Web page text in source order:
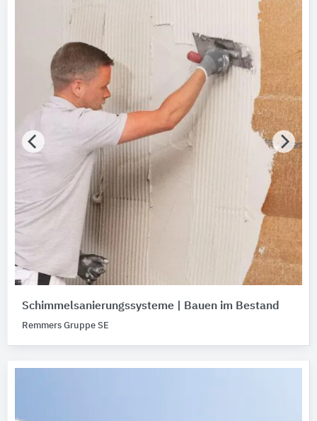
Gebäude-Bauteile
Bitte auswählen
Baufunktionen
Bitte auswählen
Technische Funktionen
Bitte auswählen
Schimmelsanierungssysteme | Bauen im Bestand
Remmers Gruppe SE